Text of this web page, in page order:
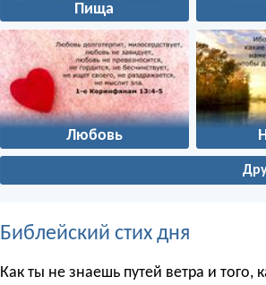
Пища
Любовь
Библейский стих дня
Как ты не знаешь путей ветра и того,